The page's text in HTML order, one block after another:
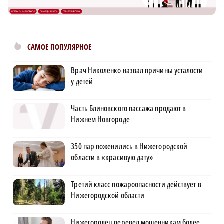
САМОЕ ПОПУЛЯРНОЕ
Врач Николенко назвал причины усталости
у детей
Часть Блиновского пассажа продают в
Нижнем Новгороде
350 пар поженились в Нижегородской
области в «красивую дату»
Третий класс пожароопасности действует в
Нижегородской области